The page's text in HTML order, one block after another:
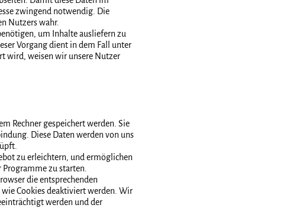
zwingend notwendig. Die
Nutzers wahr.
um Inhalte ausliefern zu
Vorgang dient in dem Fall unter
wird, weisen wir unsere Nutzer
Rechner gespeichert werden. Sie
Diese Daten werden von uns
zu erleichtern, und ermöglichen
zu starten.
die entsprechenden
Cookies deaktiviert werden. Wir
werden und der